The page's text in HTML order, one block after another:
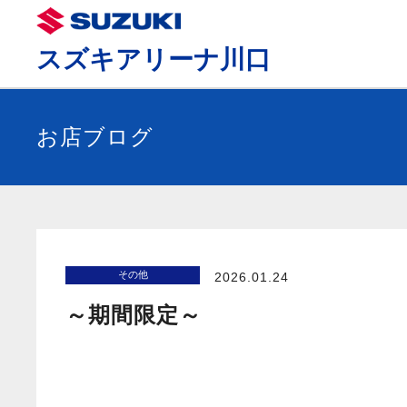
スズキアリーナ川口
お店ブログ
その他 2026.01.24
～期間限定～